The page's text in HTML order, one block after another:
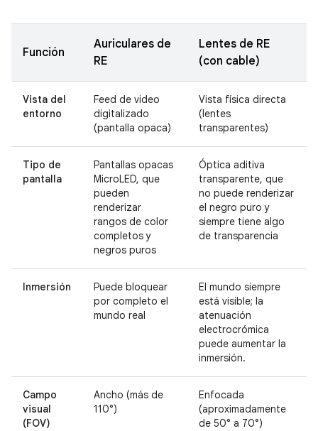
Función
Auriculares de
RE
Lentes de RE
(con cable)
Vista del
entorno
Feed de video
digitalizado
(pantalla opaca)
Vista física directa
(lentes
transparentes)
Tipo de
pantalla
Pantallas opacas
MicroLED, que
pueden
renderizar
rangos de color
completos y
negros puros
Óptica aditiva
transparente, que
no puede renderizar
el negro puro y
siempre tiene algo
de transparencia
Inmersión
Puede bloquear
por completo el
mundo real
El mundo siempre
está visible; la
atenuación
electrocrómica
puede aumentar la
inmersión.
Campo
visual
(FOV)
Ancho (más de
110°)
Enfocada
(aproximadamente
de 50° a 70°)